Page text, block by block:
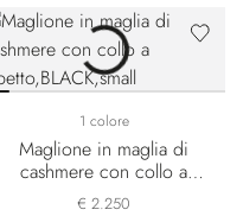
1 colore
Maglione in maglia di
cashmere con collo a
lupetto
€ 2.250